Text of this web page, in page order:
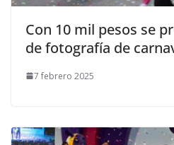
Con 10 mil pesos se
de fotografía de
7 febrero 2025